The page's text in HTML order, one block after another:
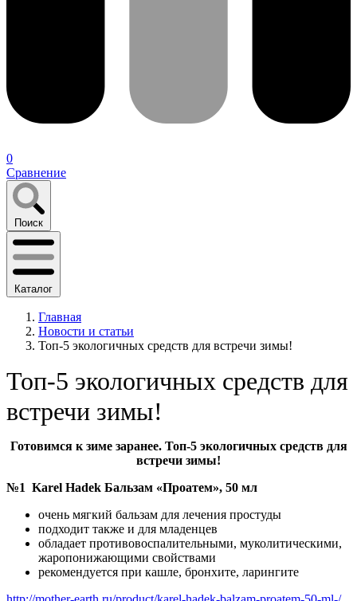
0
Сравнение
Поиск
Каталог
Главная
Новости и статьи
Топ-5 экологичных средств для встречи зимы!
Топ-5 экологичных средств для
встречи зимы!
Готовимся к зиме заранее. Топ-5 экологичных средств для
встречи зимы!
№1 Karel Hadek Бальзам «Проатем», 50 мл
очень мягкий бальзам для лечения простуды
подходит также и для младенцев
обладает противовоспалительными, муколитическими,
жаропонижающими свойствами
рекомендуется при кашле, бронхите, ларингите